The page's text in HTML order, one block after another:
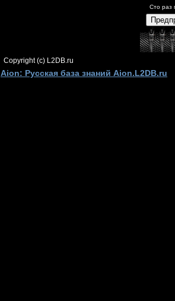
Сто раз
Copyright (c) L2DB.ru
Aion: Русская база знаний Aion.L2DB.ru